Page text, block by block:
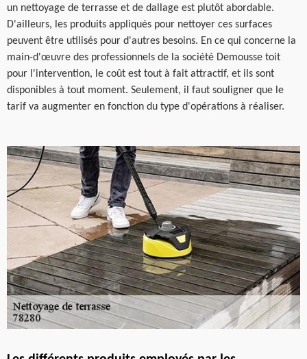
un nettoyage de terrasse et de dallage est plutôt abordable.
D'ailleurs, les produits appliqués pour nettoyer ces surfaces
peuvent être utilisés pour d'autres besoins. En ce qui concerne la
main-d'œuvre des professionnels de la société Demousse toit
pour l'intervention, le coût est tout à fait attractif, et ils sont
disponibles à tout moment. Seulement, il faut souligner que le
tarif va augmenter en fonction du type d'opérations à réaliser.